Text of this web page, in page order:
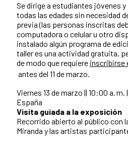
Se dirige a estudiantes jóvenes
todas las edades sin necesidad
previa (las personas inscritas
computadora o celular u otro
instalado algún programa de
taller es una actividad gratuita,
de modo que requiere inscribirse
antes del 11 de marzo.
Viernes 13 de marzo || 10:00 a. m.
España
Visita guiada a la exposición
Recorrido abierto al público con
Miranda y las artistas